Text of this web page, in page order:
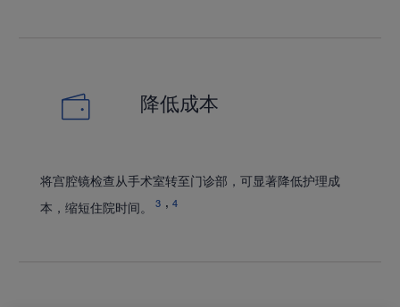
降低成本
将宫腔镜检查从手术室转至门诊部，可显著降低护理成
本，缩短住院时间。
3 4